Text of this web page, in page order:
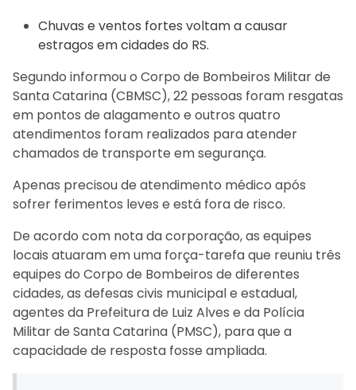
Chuvas e ventos fortes voltam a causar
estragos em cidades do RS.
Segundo informou o Corpo de Bombeiros Militar de
Santa Catarina (CBMSC), 22 pessoas foram resgatas
em pontos de alagamento e outros quatro
atendimentos foram realizados para atender
chamados de transporte em segurança.
Apenas precisou de atendimento médico após
sofrer ferimentos leves e está fora de risco.
De acordo com nota da corporação, as equipes
locais atuaram em uma força-tarefa que reuniu três
equipes do Corpo de Bombeiros de diferentes
cidades, as defesas civis municipal e estadual,
agentes da Prefeitura de Luiz Alves e da Polícia
Militar de Santa Catarina (PMSC), para que a
capacidade de resposta fosse ampliada.